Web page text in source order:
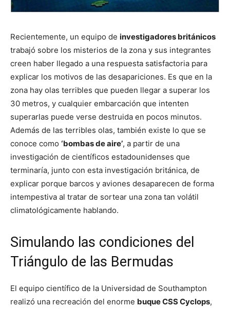
Recientemente, un equipo de investigadores británicos
trabajó sobre los misterios de la zona y sus integrantes
creen haber llegado a una respuesta satisfactoria para
explicar los motivos de las desapariciones. Es que en la
zona hay olas terribles que pueden llegar a superar los
30 metros, y cualquier embarcación que intenten
superarlas puede verse destruida en pocos minutos.
Además de las terribles olas, también existe lo que se
conoce como ‘bombas de aire’, a partir de una
investigación de científicos estadounidenses que
terminaría, junto con esta investigación británica, de
explicar porque barcos y aviones desaparecen de forma
intempestiva al tratar de sortear una zona tan volátil
climatológicamente hablando.
Simulando las condiciones del
Triángulo de las Bermudas
El equipo científico de la Universidad de Southampton
realizó una recreación del enorme buque CSS Cyclops,